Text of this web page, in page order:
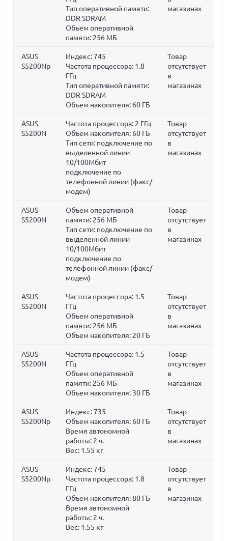
Тип оперативной памяти:
DDR SDRAM
Объем оперативной
памяти: 256 МБ
магазинах
ASUS
S5200Np
Индекс: 745
Частота процессора: 1.8
ГГц
Тип оперативной памяти:
DDR SDRAM
Объем накопителя: 60 ГБ
Товар
отсутствует
в
магазинах
ASUS
S5200N
Частота процессора: 2 ГГц
Объем накопителя: 60 ГБ
Тип сети: подключение по
выделенной линии
10/100Мбит
подключение по
телефонной линии (факс/
модем)
Товар
отсутствует
в
магазинах
ASUS
S5200N
Объем оперативной
памяти: 256 МБ
Тип сети: подключение по
выделенной линии
10/100Мбит
подключение по
телефонной линии (факс/
модем)
Товар
отсутствует
в
магазинах
ASUS
S5200N
Частота процессора: 1.5
ГГц
Объем оперативной
памяти: 256 МБ
Объем накопителя: 20 ГБ
Товар
отсутствует
в
магазинах
ASUS
S5200N
Частота процессора: 1.5
ГГц
Объем оперативной
памяти: 256 МБ
Объем накопителя: 30 ГБ
Товар
отсутствует
в
магазинах
ASUS
S5200Np
Индекс: 735
Объем накопителя: 60 ГБ
Время автономной
работы: 2 ч.
Вес: 1.55 кг
Товар
отсутствует
в
магазинах
ASUS
S5200Np
Индекс: 745
Частота процессора: 1.8
ГГц
Объем накопителя:80 ГБ
Время автономной
работы: 2 ч.
Вес: 1.55 кг
Товар
отсутствует
в
магазинах